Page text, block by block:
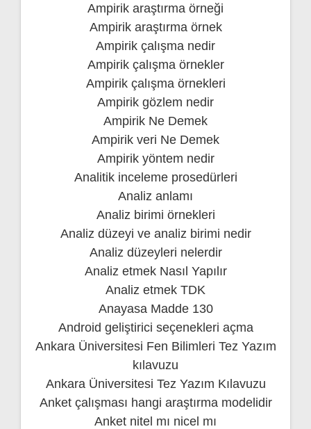
Ampirik araştırma örneği
Ampirik araştırma örnek
Ampirik çalışma nedir
Ampirik çalışma örnekler
Ampirik çalışma örnekleri
Ampirik gözlem nedir
Ampirik Ne Demek
Ampirik veri Ne Demek
Ampirik yöntem nedir
Analitik inceleme prosedürleri
Analiz anlamı
Analiz birimi örnekleri
Analiz düzeyi ve analiz birimi nedir
Analiz düzeyleri nelerdir
Analiz etmek Nasıl Yapılır
Analiz etmek TDK
Anayasa Madde 130
Android geliştirici seçenekleri açma
Ankara Üniversitesi Fen Bilimleri Tez Yazım
kılavuzu
Ankara Üniversitesi Tez Yazım Kılavuzu
Anket çalışması hangi araştırma modelidir
Anket nitel mı nicel mı